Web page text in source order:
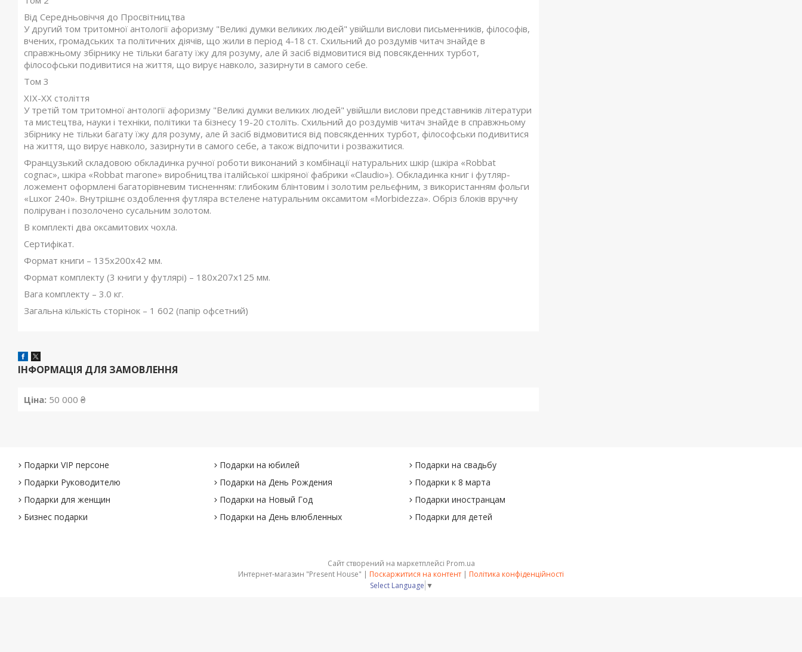
Від Середньовіччя до Просвітництва
У другий том тритомної антології афоризму "Великі думки великих людей" увійшли вислови письменників, філософів,
вчених, громадських та політичних діячів, що жили в період 4-18 ст. Схильний до роздумів читач знайде в
справжньому збірнику не тільки багату їжу для розуму, але й засіб відмовитися від повсякденних турбот,
філософськи подивитися на життя, що вирує навколо, зазирнути в самого себе.
Том 3
XIX-XX століття
У третій том тритомної антології афоризму "Великі думки великих людей" увійшли вислови представників літератури
та мистецтва, науки і техніки, політики та бізнесу 19-20 століть. Схильний до роздумів читач знайде в справжньому
збірнику не тільки багату їжу для розуму, але й засіб відмовитися від повсякденних турбот, філософськи подивитися
на життя, що вирує навколо, зазирнути в самого себе, а також відпочити і розважитися.
Французький складовою обкладинка ручної роботи виконаний з комбінації натуральних шкір (шкіра «Robbat
cognac», шкіра «Robbat marone» виробництва італійської шкіряної фабрики «Claudio»). Обкладинка книг і футляр-
ложемент оформлені багаторівневим тисненням: глибоким блінтовим і золотим рельєфним, з використанням фольги
«Luxor 240». Внутрішнє оздоблення футляра встелене натуральним оксамитом «Morbidezza». Обріз блоків вручну
поліруван і позолочено сусальним золотом.
В комплекті два оксамитових чохла.
Сертифікат.
Формат книги – 135х200х42 мм.
Формат комплекту (3 книги у футлярі) – 180х207х125 мм.
Вага комплекту – 3.0 кг.
Загальна кількість сторінок – 1 602 (папір офсетний)
ІНФОРМАЦІЯ ДЛЯ ЗАМОВЛЕННЯ
Ціна: 50 000 ₴
Подарки VIP персоне
Подарки Руководителю
Подарки для женщин
Бизнес подарки
Подарки на юбилей
Подарки на День Рождения
Подарки на Новый Год
Подарки на День влюбленных
Подарки на свадьбу
Подарки к 8 марта
Подарки иностранцам
Подарки для детей
Сайт створений на маркетплейсі Prom.ua
Интернет-магазин "Present House" | Поскаржитися на контент | Політика конфіденційності
Select Language ▼